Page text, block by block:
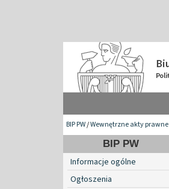
BIP PW/Wewnętrzne akty prawne
BIP PW
Informacje ogólne
Ogłoszenia